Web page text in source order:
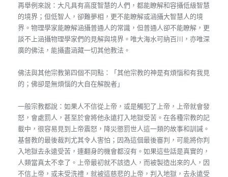
再舉例來說：大凡具有高度智慧的人們，都能瞭解和容攝低級智慧
的境界；但低智人，卻難夢相，更不能瞭解或涵攝大智慧人的境
界。物理學家能瞭解涵攝普通人的常識，但普通人卻不能瞭解，更
談不上涵攝物理學家們的見解與境界。唯大海水可納百川，亦唯深
廣的佛法，能攝盡涵藏一切其他教法。
佛法與其他宗教第四個不同點：「其他宗教的神是有煩惱和有我見
的；佛卻是無煩惱的大自在解脫者」
一般宗教都說：如果人不信從上帝，或是觸犯了上帝，上帝就會發
怒，會處罰人，甚至於會將他永遠打入地獄受苦。在各種宗教的記
載中，很容易見到上帝震怒，降災懲罰世人這一類的故事和訓誡。
基督教的最後裁判尤其令人害怕；因為這個最後審判，可能將你判
入地獄去永遠受苦，連翻身的機會都沒有。如果這些話是真實的，
人類當真太不幸了。上帝最初就不該造人，而被製造出來的人，因
不信上帝，或未受洗禮，就被這慈悲的上帝，判入地獄，去永遠受